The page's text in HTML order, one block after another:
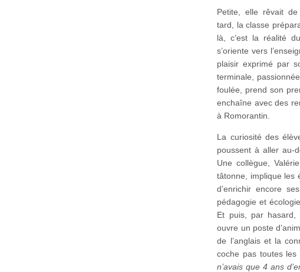
Petite, elle rêvait
tard, la classe
là, c’est la réalité
s’oriente vers
plaisir exprimé par
terminale,
foulée, prend son
enchaîne avec des
à Romorantin.
La curiosité des
poussent à aller au-
Une collègue,
tâtonne, implique les
d’enrichir encore
pédagogie et
Et puis, par hasard,
ouvre un poste
de l’anglais et la
coche pas toutes
n’avais que 4 ans